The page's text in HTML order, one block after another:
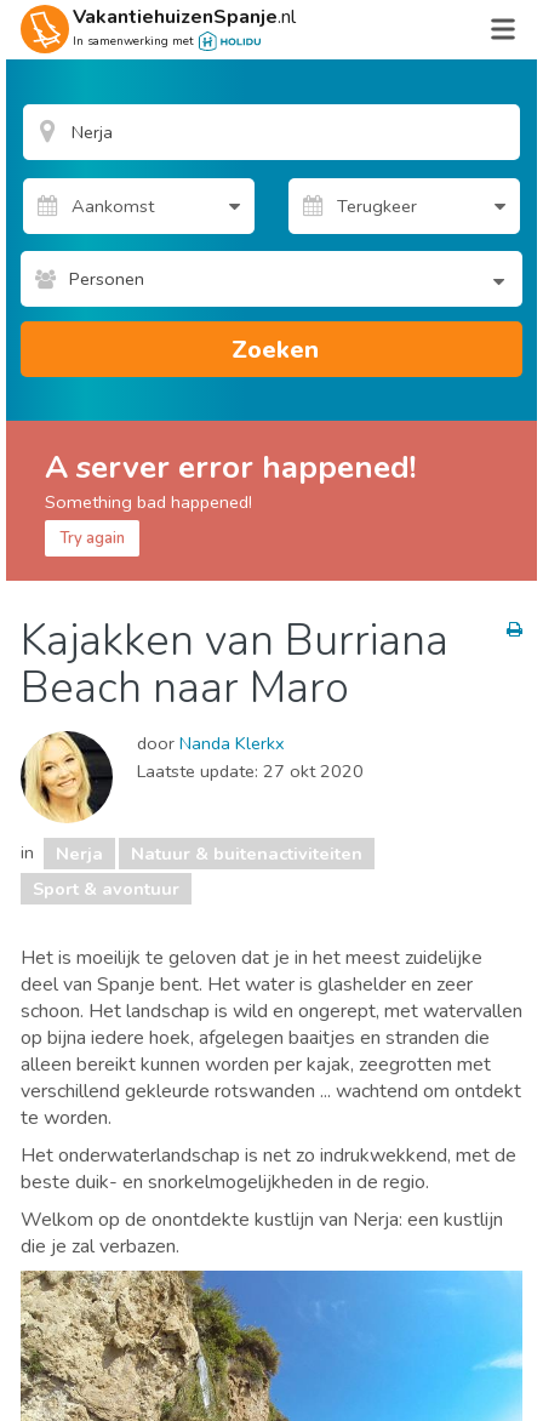
VakantiehuizenSpanje.nl
In samenwerking met
Personen
Zoeken
A server error happened!
Something bad happened!
Try again
Kind & Familie
Museum & Kunst
Nachtleven & bars
Natuur & buitenactiviteiten
Kajakken van Burriana
Beach naar Maro
door Nanda Klerkx
Laatste update: 27 okt 2020
in Nerja
Natuur & buitenactiviteiten
Sport & avontuur
Het is moeilijk te geloven dat je in het meest zuidelijke
deel van Spanje bent. Het water is glashelder en zeer
schoon. Het landschap is wild en ongerept, met watervallen
op bijna iedere hoek, afgelegen baaitjes en stranden die
alleen bereikt kunnen worden per kajak, zeegrotten met
verschillend gekleurde rotswanden ... wachtend om ontdekt
te worden.
Het onderwaterlandschap is net zo indrukwekkend, met de
beste duik- en snorkelmogelijkheden in de regio.
Welkom op de onontdekte kustlijn van Nerja: een kustlijn
die je zal verbazen.